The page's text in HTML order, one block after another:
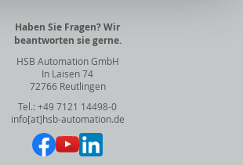
Haben Sie Fragen? Wir
beantworten sie gerne.
HSB Automation GmbH
In Laisen 74
72766 Reutlingen
Tel.: +49 7121 14498-0
info[at]hsb-automation.de